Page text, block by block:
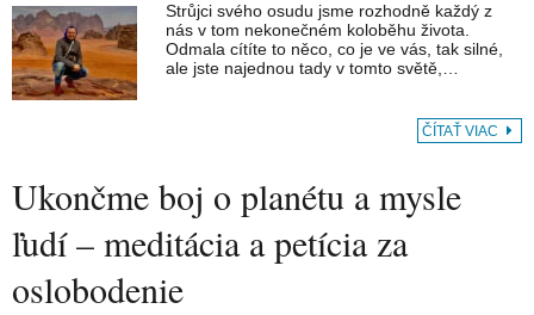
Strůjci svého osudu jsme rozhodně každý z
nás v tom nekonečném koloběhu života.
Odmala cítíte to něco, co je ve vás, tak silné,
ale jste najednou tady v tomto světě,…
ČÍTAŤ VIAC
Ukončme boj o planétu a mysle
ľudí – meditácia a petícia za
oslobodenie